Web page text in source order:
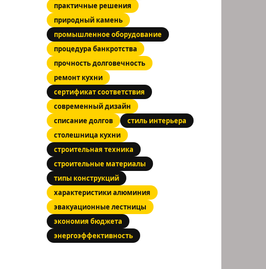
практичные решения
природный камень
промышленное оборудование
процедура банкротства
прочность долговечность
ремонт кухни
сертификат соответствия
современный дизайн
списание долгов
стиль интерьера
столешница кухни
строительная техника
строительные материалы
типы конструкций
характеристики алюминия
эвакуационные лестницы
экономия бюджета
энергоэффективность